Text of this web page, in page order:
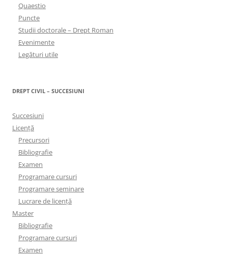
Quaestio
Puncte
Studii doctorale – Drept Roman
Evenimente
Legături utile
DREPT CIVIL – SUCCESIUNI
Succesiuni
Licență
Precursori
Bibliografie
Examen
Programare cursuri
Programare seminare
Lucrare de licență
Master
Bibliografie
Programare cursuri
Examen